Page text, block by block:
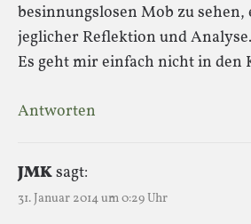
besinnungslosen Mob zu
jeglicher Reflektion und Analyse.
Es geht mir einfach nicht in den
Antworten
JMKsagt:
31. Januar 2014 um 0:29 Uhr